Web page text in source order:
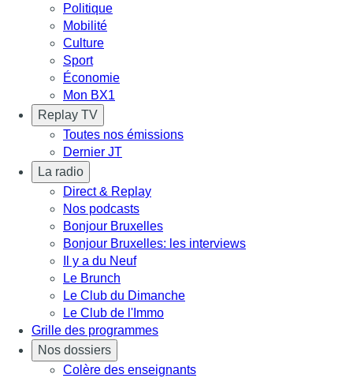
Politique
Mobilité
Culture
Sport
Économie
Mon BX1
Replay TV
Toutes nos émissions
Dernier JT
La radio
Direct & Replay
Nos podcasts
Bonjour Bruxelles
Bonjour Bruxelles: les interviews
Il y a du Neuf
Le Brunch
Le Club du Dimanche
Le Club de l'Immo
Grille des programmes
Nos dossiers
Colère des enseignants